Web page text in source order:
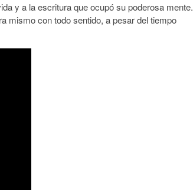
y a la escritura que ocupó su poderosa mente.
mismo con todo sentido, a pesar del tiempo